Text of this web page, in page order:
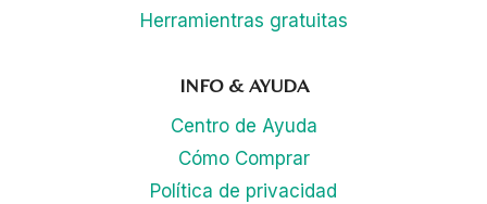
Herramientras gratuitas
INFO & AYUDA
Centro de Ayuda
Cómo Comprar
Política de privacidad